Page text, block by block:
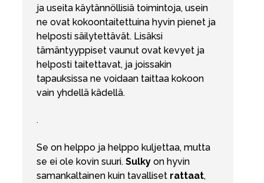
ja useita käytännöllisiä toimintoja, usein
ne ovat kokoontaitettuina hyvin pienet ja
helposti säilytettävät. Lisäksi
tämäntyyppiset vaunut ovat kevyet ja
helposti taitettavat, ja joissakin
tapauksissa ne voidaan taittaa kokoon
vain yhdellä kädellä.
.
Se on helppo ja helppo kuljettaa, mutta
se ei ole kovin suuri. Sulky on hyvin
samankaltainen kuin tavalliset rattaat,